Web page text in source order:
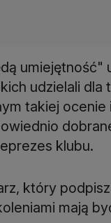
umiejętność"
udzielali dla
takiej
klubu.
który
mają